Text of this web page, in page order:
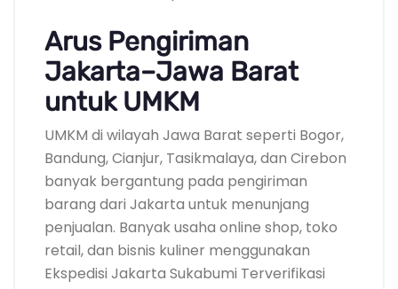
Arus Pengiriman
Jakarta–Jawa Barat
untuk UMKM
UMKM di wilayah Jawa Barat seperti Bogor,
Bandung, Cianjur, Tasikmalaya, dan Cirebon
banyak bergantung pada pengiriman
barang dari Jakarta untuk menunjang
penjualan. Banyak usaha online shop, toko
retail, dan bisnis kuliner menggunakan
Ekspedisi Jakarta Sukabumi Terverifikasi